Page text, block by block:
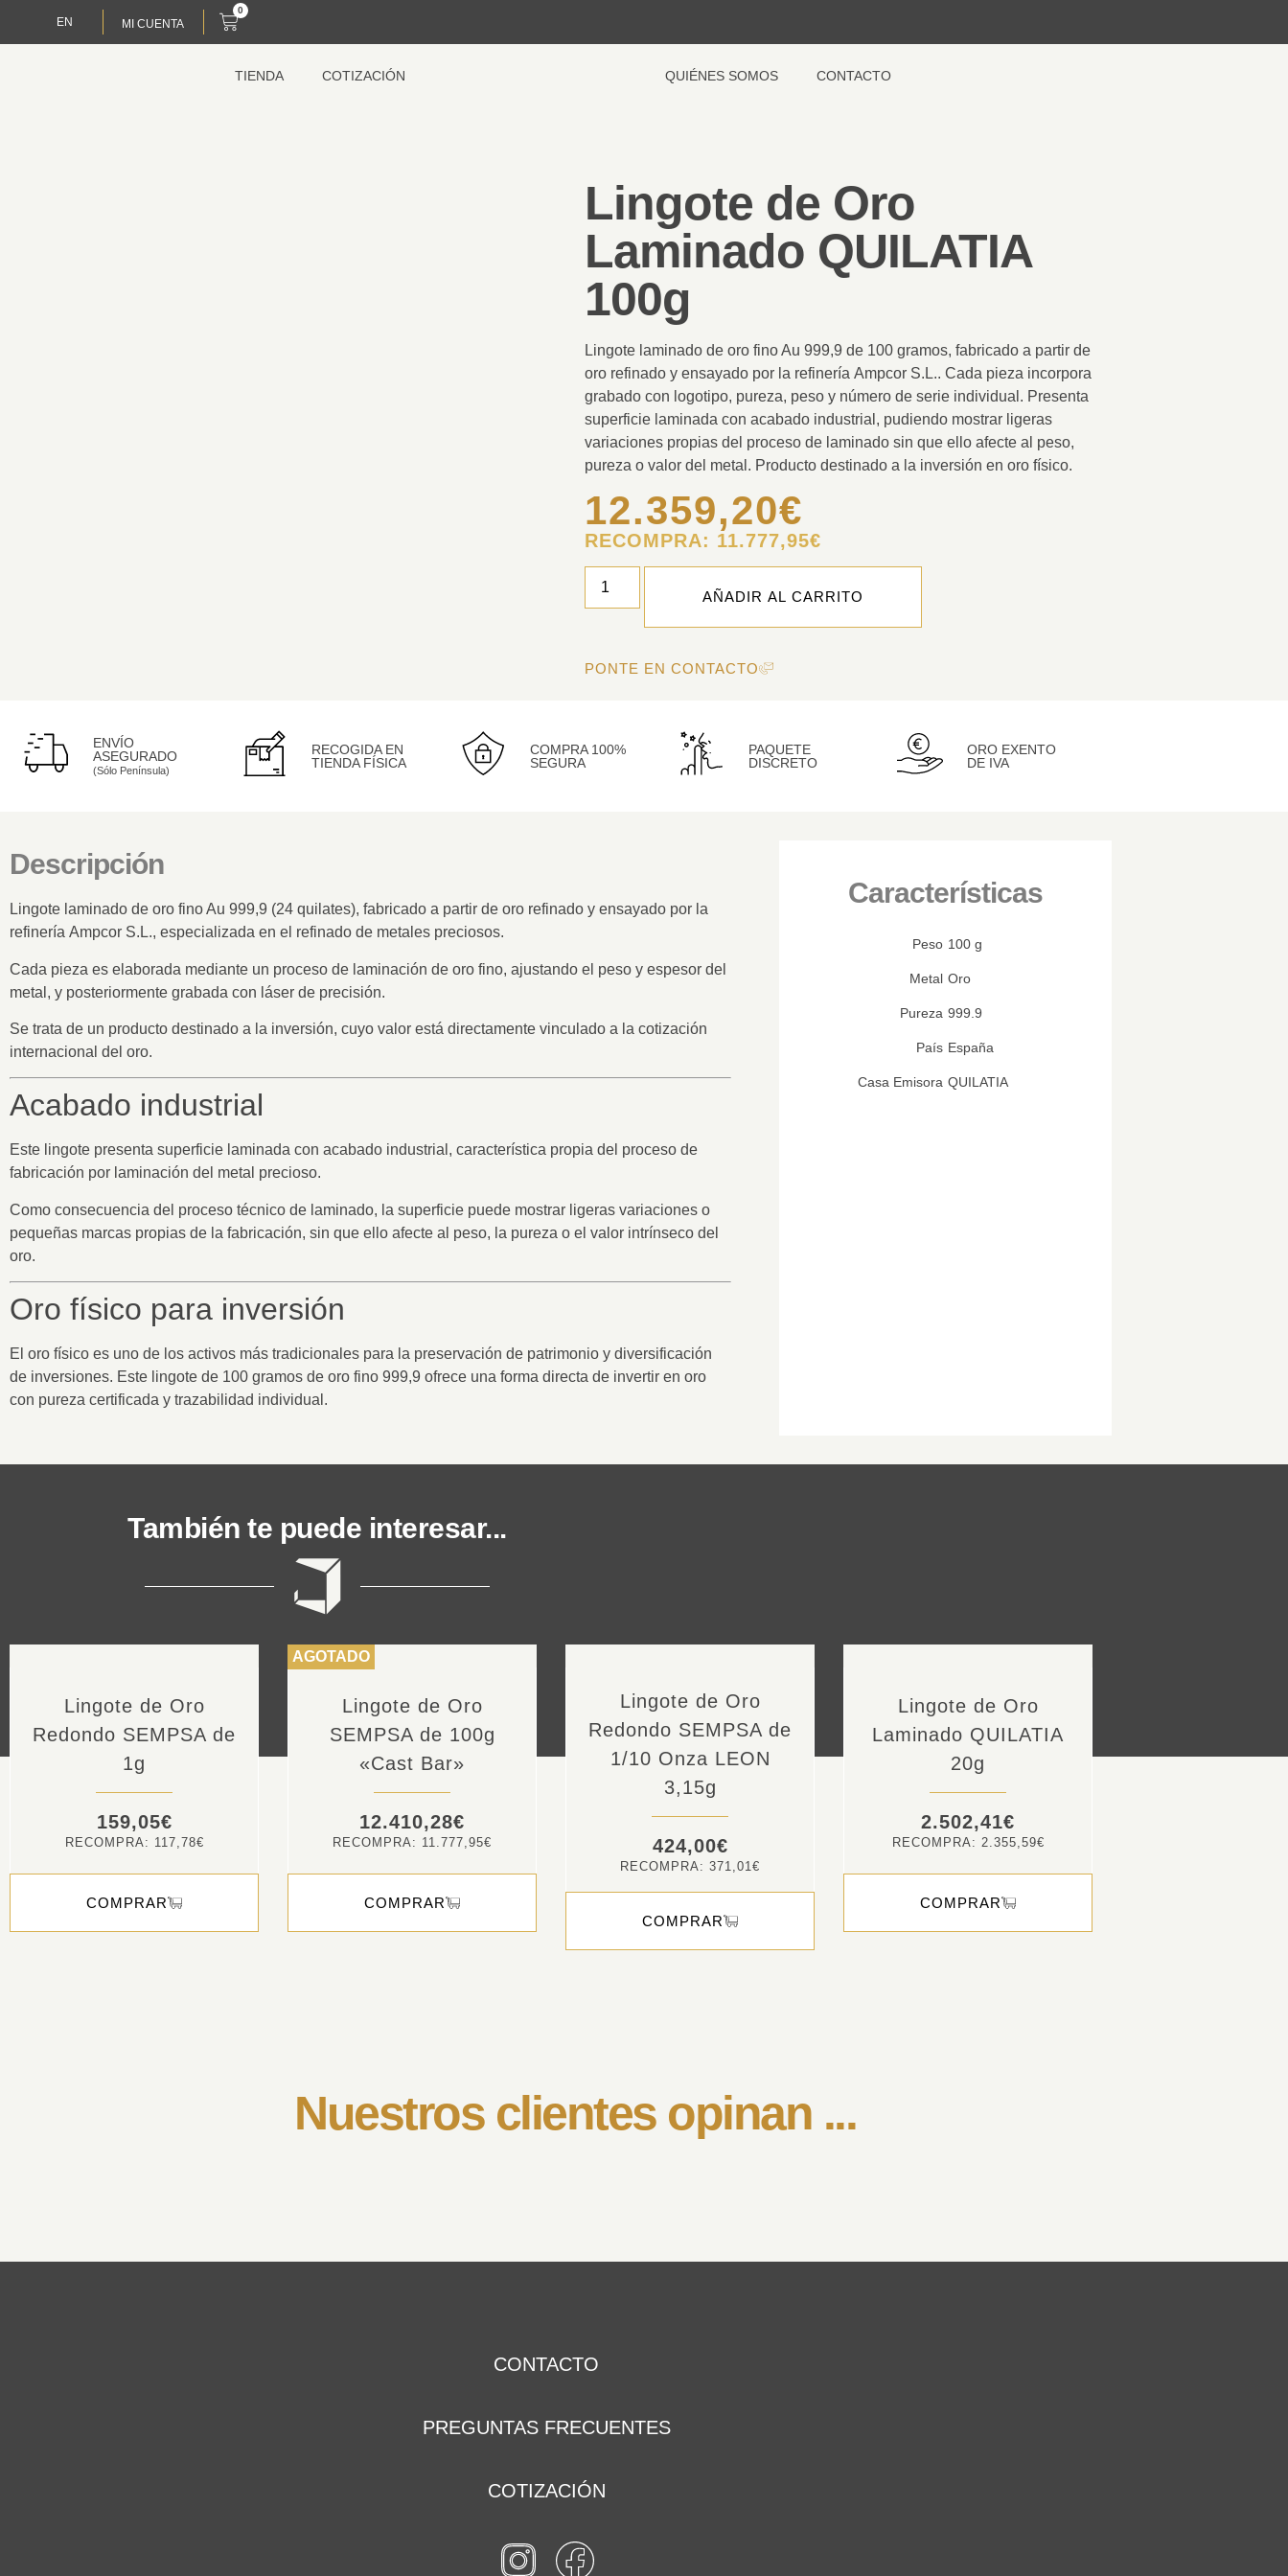
EN MI CUENTA
0
TIENDA COTIZACIÓN QUIÉNES SOMOS CONTACTO
Lingote de Oro
Laminado QUILATIA
100g
Lingote laminado de oro fino Au 999,9 de 100 gramos, fabricado a partir de
oro refinado y ensayado por la refinería Ampcor S.L.. Cada pieza incorpora
grabado con logotipo, pureza, peso y número de serie individual. Presenta
superficie laminada con acabado industrial , pudiendo mostrar ligeras
variaciones propias del proceso de laminado sin que ello afecte al peso,
pureza o valor del metal. Producto destinado a la inversión en oro físico.
12.359,20€
RECOMPRA: 11.777,95€
AÑADIR AL CARRITO
PONTE EN CONTACTO
ENVÍO
ASEGURADO
(Sólo Península)
RECOGIDA EN
TIENDA FÍSICA
COMPRA 100%
SEGURA
PAQUETE
DISCRETO
ORO EXENTO
DE IVA
Descripción
Lingote laminado de oro fino Au 999,9 (24 quilates), fabricado a partir de oro refinado y ensayado por la
refinería Ampcor S.L., especializada en el refinado de metales preciosos.
Cada pieza es elaborada mediante un proceso de laminación de oro fino, ajustando el peso y espesor del
metal, y posteriormente grabada con láser de precisión.
Se trata de un producto destinado a la inversión, cuyo valor está directamente vinculado a la cotización
internacional del oro.
Acabado industrial
Este lingote presenta superficie laminada con acabado industrial , característica propia del proceso de
fabricación por laminación del metal precioso.
Como consecuencia del proceso técnico de laminado, la superficie puede mostrar ligeras variaciones o
pequeñas marcas propias de la fabricación, sin que ello afecte al peso, la pureza o el valor intrínseco del
oro.
Oro físico para inversión
El oro físico es uno de los activos más tradicionales para la preservación de patrimonio y diversificación
de inversiones. Este lingote de 100 gramos de oro fino 999,9 ofrece una forma directa de invertir en oro
con pureza certificada y trazabilidad individual.
Características
Peso 100 g
Metal Oro
Pureza 999.9
País España
Casa Emisora QUILATIA
También te puede interesar...
Lingote de Oro
Redondo SEMPSA de
1g
159,05€
RECOMPRA: 117,78€
COMPRAR
AGOTADO
Lingote de Oro
SEMPSA de 100g
«Cast Bar»
12.410,28€
RECOMPRA: 11.777,95€
COMPRAR
Lingote de Oro
Redondo SEMPSA de
1/10 Onza LEON
3,15g
424,00€
RECOMPRA: 371,01 €
COMPRAR
Lingote de Oro
Laminado QUILATIA
20g
2.502,41€
RECOMPRA: 2.355,59€
COMPRAR
Nuestros clientes opinan ...
CONTACTO
PREGUNTAS FRECUENTES
COTIZACIÓN